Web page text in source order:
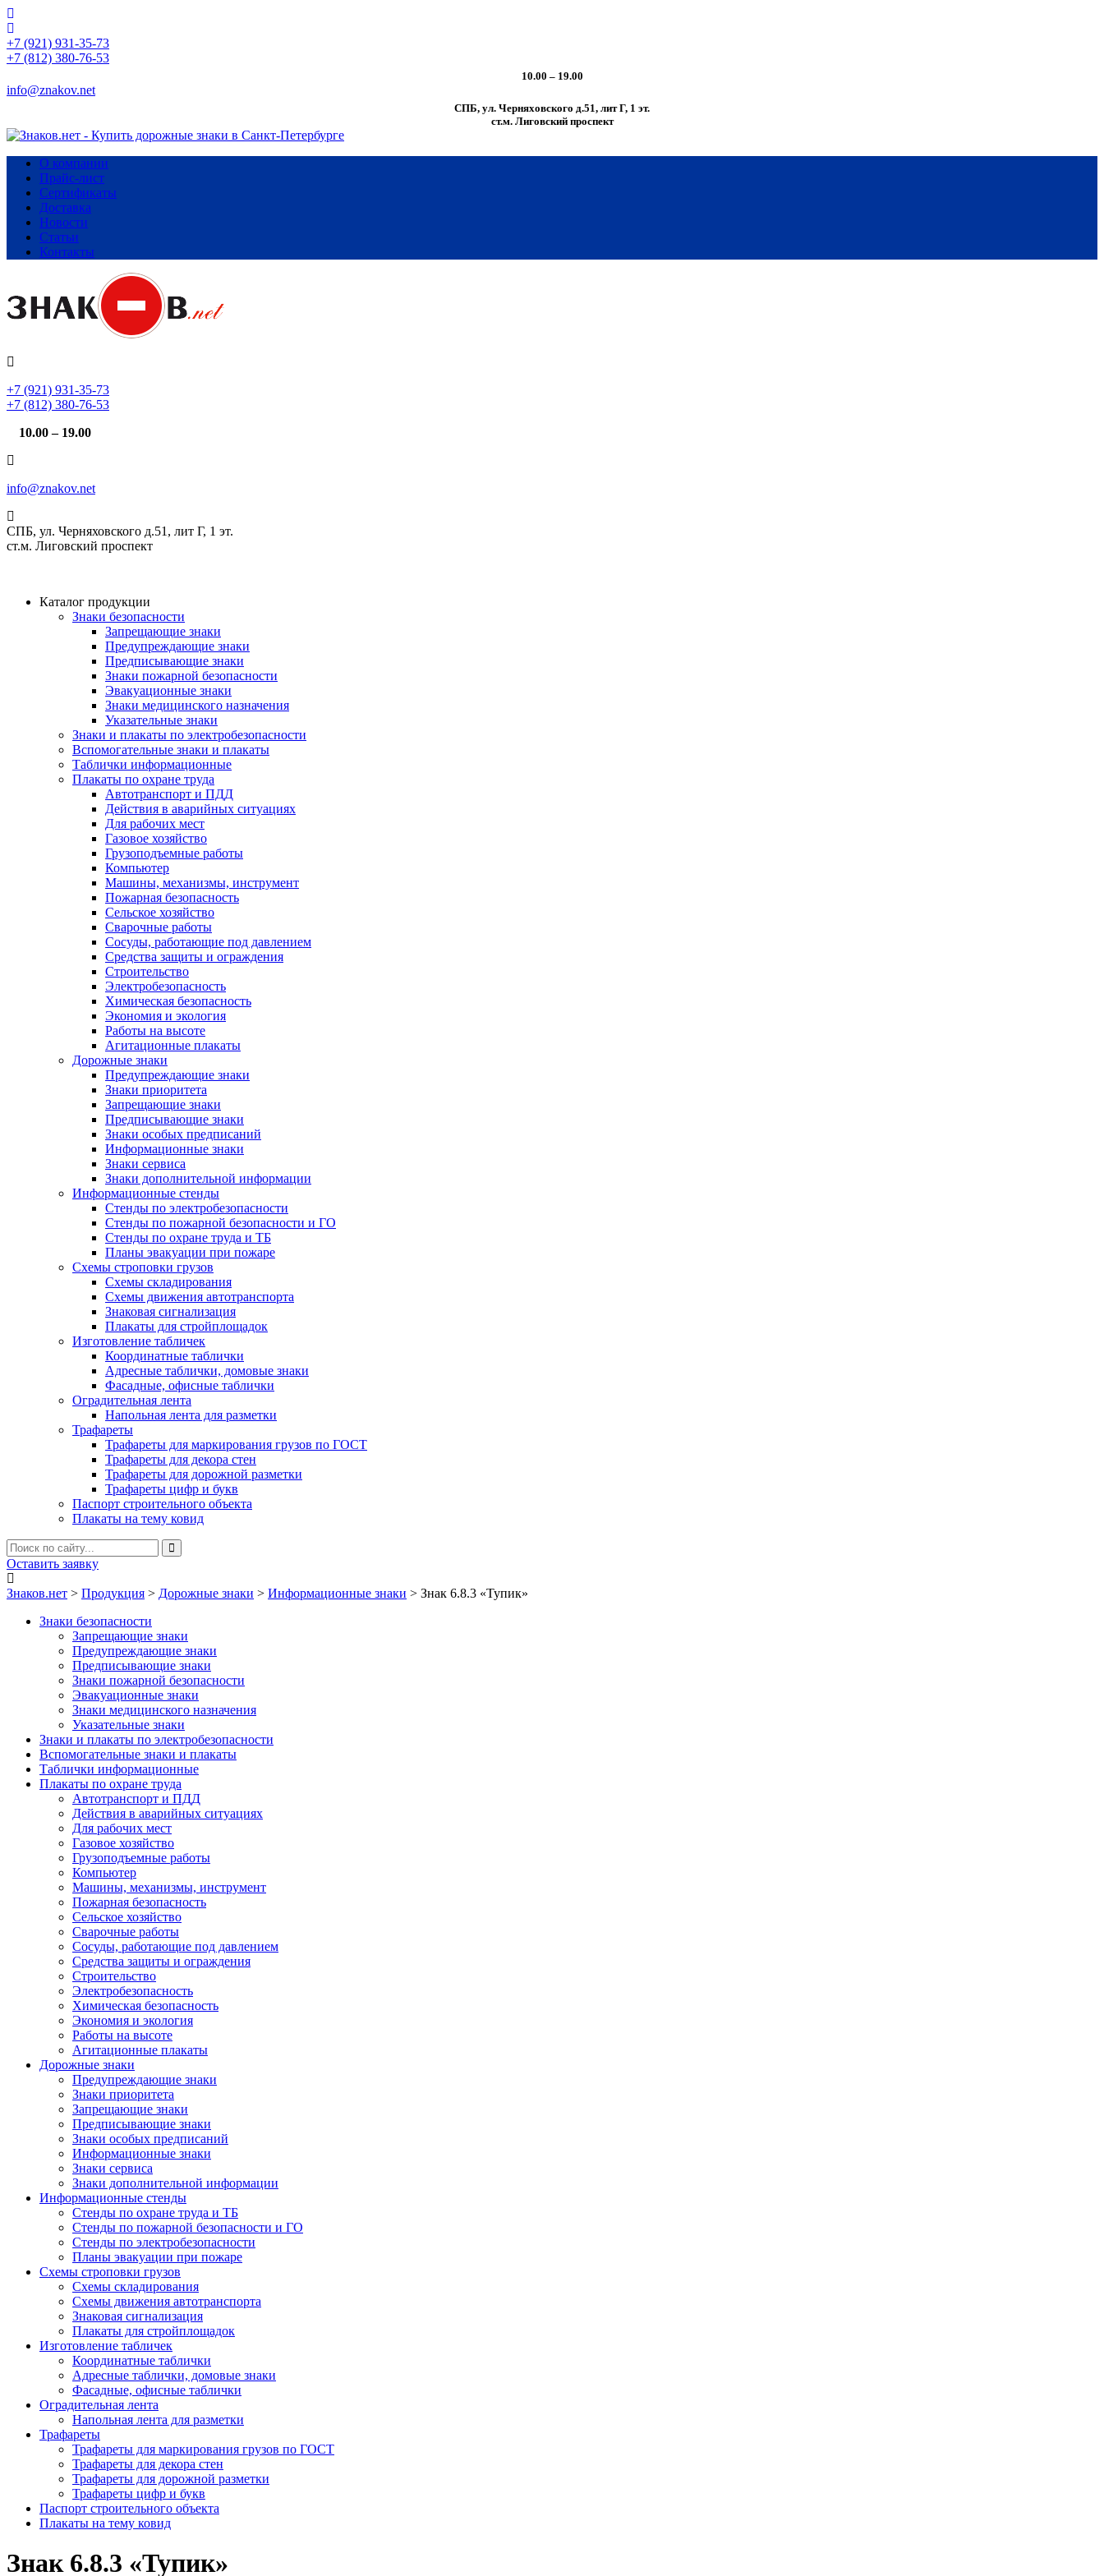
+7 (921) 931-35-73
+7 (812) 380-76-53
10.00 – 19.00
info@znakov.net
СПБ, ул. Черняховского д.51, лит Г, 1 эт.
cт.м. Лиговский проспект
О компании
Прайс-лист
Сертификаты
Доставка
Новости
Статьи
Контакты
+7 (921) 931-35-73
+7 (812) 380-76-53
10.00 – 19.00
info@znakov.net
СПБ, ул. Черняховского д.51, лит Г, 1 эт.
cт.м. Лиговский проспект
Каталог продукции
Знаки безопасности
Запрещающие знаки
Предупреждающие знаки
Предписывающие знаки
Знаки пожарной безопасности
Эвакуационные знаки
Знаки медицинского назначения
Указательные знаки
Знаки и плакаты по электробезопасности
Вспомогательные знаки и плакаты
Таблички информационные
Плакаты по охране труда
Автотранспорт и ПДД
Действия в аварийных ситуациях
Для рабочих мест
Газовое хозяйство
Грузоподъемные работы
Компьютер
Машины, механизмы, инструмент
Пожарная безопасность
Сельское хозяйство
Сварочные работы
Сосуды, работающие под давлением
Средства защиты и ограждения
Строительство
Электробезопасность
Химическая безопасность
Экономия и экология
Работы на высоте
Агитационные плакаты
Дорожные знаки
Предупреждающие знаки
Знаки приоритета
Запрещающие знаки
Предписывающие знаки
Знаки особых предписаний
Информационные знаки
Знаки сервиса
Знаки дополнительной информации
Информационные стенды
Стенды по электробезопасности
Стенды по пожарной безопасности и ГО
Стенды по охране труда и ТБ
Планы эвакуации при пожаре
Схемы строповки грузов
Схемы складирования
Схемы движения автотранспорта
Знаковая сигнализация
Плакаты для стройплощадок
Изготовление табличек
Координатные таблички
Адресные таблички, домовые знаки
Фасадные, офисные таблички
Оградительная лента
Напольная лента для разметки
Трафареты
Трафареты для маркирования грузов по ГОСТ
Трафареты для декора стен
Трафареты для дорожной разметки
Трафареты цифр и букв
Паспорт строительного объекта
Плакаты на тему ковид
Оставить заявку
Знаков.нет > Продукция > Дорожные знаки > Информационные знаки > Знак 6.8.3 «Тупик»
Знаки безопасности
Запрещающие знаки
Предупреждающие знаки
Предписывающие знаки
Знаки пожарной безопасности
Эвакуационные знаки
Знаки медицинского назначения
Указательные знаки
Знаки и плакаты по электробезопасности
Вспомогательные знаки и плакаты
Таблички информационные
Плакаты по охране труда
Автотранспорт и ПДД
Действия в аварийных ситуациях
Для рабочих мест
Газовое хозяйство
Грузоподъемные работы
Компьютер
Машины, механизмы, инструмент
Пожарная безопасность
Сельское хозяйство
Сварочные работы
Сосуды, работающие под давлением
Средства защиты и ограждения
Строительство
Электробезопасность
Химическая безопасность
Экономия и экология
Работы на высоте
Агитационные плакаты
Дорожные знаки
Предупреждающие знаки
Знаки приоритета
Запрещающие знаки
Предписывающие знаки
Знаки особых предписаний
Информационные знаки
Знаки сервиса
Знаки дополнительной информации
Информационные стенды
Стенды по охране труда и ТБ
Стенды по пожарной безопасности и ГО
Стенды по электробезопасности
Планы эвакуации при пожаре
Схемы строповки грузов
Схемы складирования
Схемы движения автотранспорта
Знаковая сигнализация
Плакаты для стройплощадок
Изготовление табличек
Координатные таблички
Адресные таблички, домовые знаки
Фасадные, офисные таблички
Оградительная лента
Напольная лента для разметки
Трафареты
Трафареты для маркирования грузов по ГОСТ
Трафареты для декора стен
Трафареты для дорожной разметки
Трафареты цифр и букв
Паспорт строительного объекта
Плакаты на тему ковид
Знак 6.8.3 «Тупик»